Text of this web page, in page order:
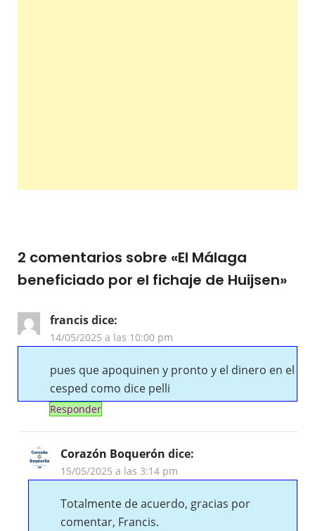
2 comentarios sobre «El Málaga
beneficiado por el fichaje de Huijsen»
francisdice:
14/05/2025 a las 10:00 pm
pues que apoquinen y pronto y el dinero en el
cesped como dice pelli
Responder
Corazón Boquerón dice:
15/05/2025 a las 3:14 pm
Totalmente de acuerdo, gracias por
comentar, Francis.